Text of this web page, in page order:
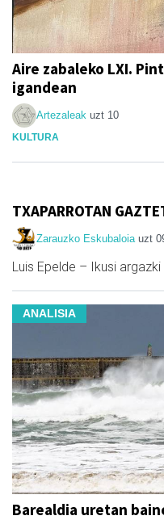
Aire zabaleko LXI.
igandean
Artezaleak uzt 10
KULTURA
TXAPARROTAN
Zarauzko Eskubaloia uzt
Luis Epelde – Ikusi argazki
ANALISIA
Barealdia uretan